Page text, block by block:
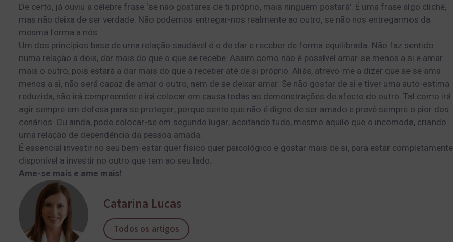
De certo, já ouviu a célebre frase ‘se não gostares de ti próprio, mais ninguém gostará’. É uma frase algo cliché,
mas não deixa de ser verdade. Não podemos entregar-nos realmente ao outro, se não nos entregarmos da
mesma forma a nós.
Um dos princípios base de uma relação saudável é o de dar e receber de forma equilibrada. Não faz sentido
numa relação a dois, dar mais do que o que se recebe. Assim como não é possível amar-se menos a si e amar
mais o outro, pois estará a dar mais do que a receber até de si próprio. Aliás, atrevo-me a dizer que se se ama
menos a si, não será capaz de amar o outro, nem de se deixar amar. Se não gostar de si e tiver uma auto-estima
reduzida, não irá compreender e irá colocar em causa todas as demonstrações de afecto do outro. Tal como irá
agir sempre em defesa para se proteger, porque sente que não é digno de ser amado e prevê sempre o pior dos
cenários. Ou ainda, pode colocar-se em segundo lugar, aceitando tudo, mesmo aquilo que o incomoda, criando
uma relação de dependência da pessoa amada.
É essencial investir no seu bem-estar quer físico quer psicológico e gostar mais de si, para estar completamente
disponível a investir no outro que tem ao seu lado.
Ame-se mais e ame mais!
Catarina Lucas
Todos os artigos